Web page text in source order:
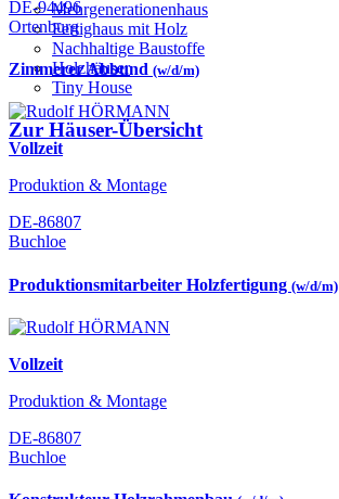
Mehrgenerationenhaus
Fertighaus mit Holz
Nachhaltige Baustoffe
Holzhäuser
Tiny House
Zur Häuser-Übersicht
DE-94496
Ortenburg
Zimmerer Abbund (w/d/m)
Vollzeit
Produktion & Montage
DE-86807
Buchloe
Produktionsmitarbeiter Holzfertigung (w/d/m)
Vollzeit
Produktion & Montage
DE-86807
Buchloe